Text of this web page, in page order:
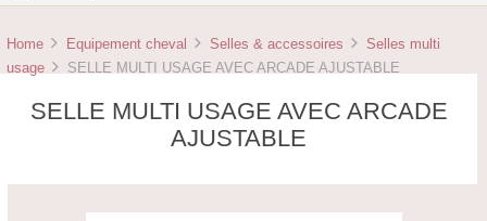
Home Equipement cheval Selles & accessoires
Selles multi
usage
SELLE MULTI USAGE AVEC ARCADE AJUSTABLE
SELLE MULTI USAGE AVEC ARCADE
AJUSTABLE